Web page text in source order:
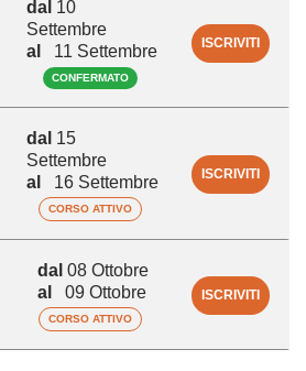
dal 10
Settembre
al
11 Settembre
CONFERMATO
ISCRIVITI
dal 15
Settembre
al
16 Settembre
CORSO ATTIVO
ISCRIVITI
dal 08 Ottobre
al
09 Ottobre
CORSO ATTIVO
ISCRIVITI